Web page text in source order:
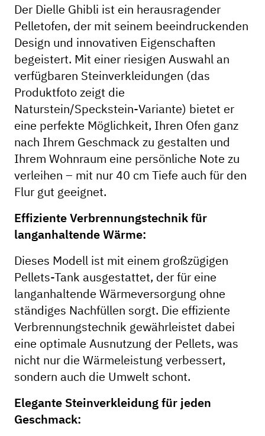
Der Dielle Ghibli ist ein herausragender
Pelletofen, der mit seinem beeindruckenden
Design und innovativen Eigenschaften
begeistert. Mit einer riesigen Auswahl an
verfügbaren Steinverkleidungen (das
Produktfoto zeigt die
Naturstein/Speckstein-Variante) bietet er
eine perfekte Möglichkeit, Ihren Ofen ganz
nach Ihrem Geschmack zu gestalten und
Ihrem Wohnraum eine persönliche Note zu
verleihen – mit nur 40 cm Tiefe auch für den
Flur gut geeignet.
Effiziente Verbrennungstechnik für
langanhaltende Wärme:
Dieses Modell ist mit einem großzügigen
Pellets-Tank ausgestattet, der für eine
langanhaltende Wärmeversorgung ohne
ständiges Nachfüllen sorgt. Die effiziente
Verbrennungstechnik gewährleistet dabei
eine optimale Ausnutzung der Pellets, was
nicht nur die Wärmeleistung verbessert,
sondern auch die Umwelt schont.
Elegante Steinverkleidung für jeden
Geschmack: